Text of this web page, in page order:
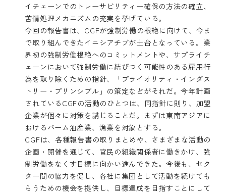
イチェーンでのトレーサビリティー確保の方法の確立、
苦情処理メカニズムの充実を挙げている。
今回の報告書は、CGFが強制労働の根絶に向けて、今ま
で取り組んできたイニシアチブが土台となっている。業
界初の強制労働根絶へのコミットメントや、サプライチ
ェーンにおいて強制労働に結びつく可能性のある雇用行
為を取り除くための指針、「プライオリティ・インダス
トリー・プリンシプル」の策定などがそれだ。今年計画
されているCGFの活動のひとつは、同指針に則り、加盟
企業が個々に対策を講じることだ。まずは東南アジアに
おけるパーム油産業、漁業を対象とする。
CGFは、各種報告書の取りまとめや、さまざまな活動の
企画・開催を通じて、官民の組織関係者に働きかけ、強
制労働をなくす目標に向かい進んできた。今後も、セク
ター間の協力を促し、各社に集団として活動を続けても
らうための機会を提供し、目標達成を目指すことにして